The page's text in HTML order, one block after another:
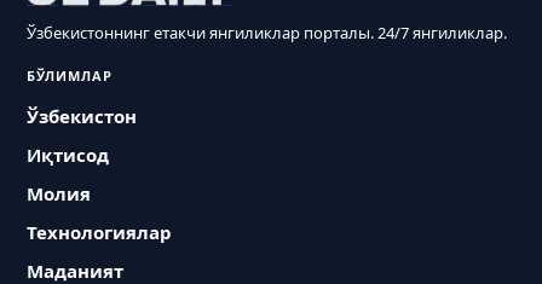
Ўзбекистоннинг етакчи янгиликлар порталы. 24/7 янгиликлар.
БЎЛИМЛАР
Ўзбекистон
Иқтисод
Молия
Технологиялар
Маданият